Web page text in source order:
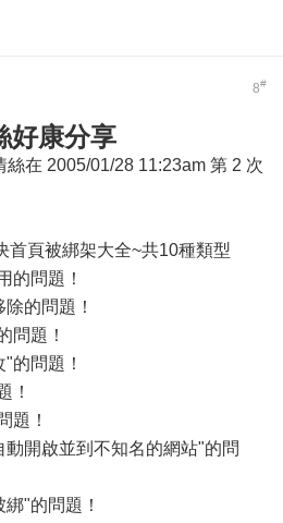
8#
好康分享
絲在 2005/01/28 11:23am 第 2 次
首頁被綁架大全~共10種類型
的問題！
的問題！
問題！
的問題！
！
題！
開啟並到不知名的網站"的問
"的問題！